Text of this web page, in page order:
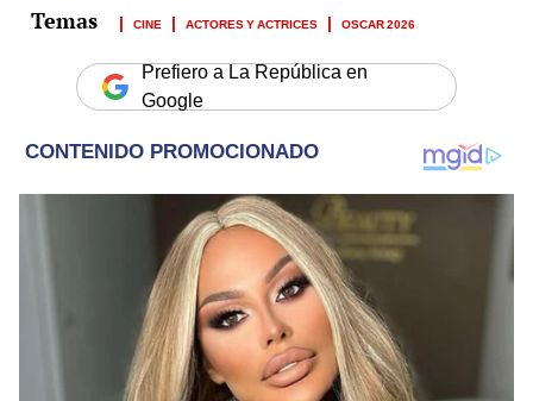
CINE ACTORES Y ACTRICES OSCAR 2026
Prefiero a La República en
Google